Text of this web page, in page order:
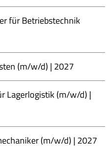
für Betriebstechnik
(m/w/d) | 2027
Lagerlogistik (m/w/d) |
(m/w/d) | 2027